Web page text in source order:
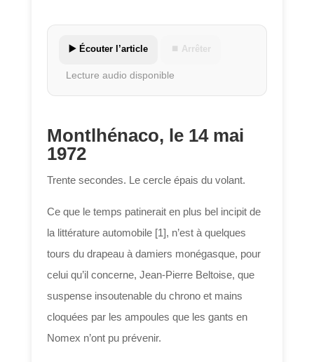
▶️ Écouter l’article ⏹ Arrêter
Lecture audio disponible
Montlhénaco, le 14 mai
1972
Trente secondes. Le cercle épais du volant.
Ce que le temps patinerait en plus bel incipit de
la littérature automobile [1], n’est à quelques
tours du drapeau à damiers monégasque, pour
celui qu’il concerne, Jean-Pierre Beltoise, que
suspense insoutenable du chrono et mains
cloquées par les ampoules que les gants en
Nomex n’ont pu prévenir.